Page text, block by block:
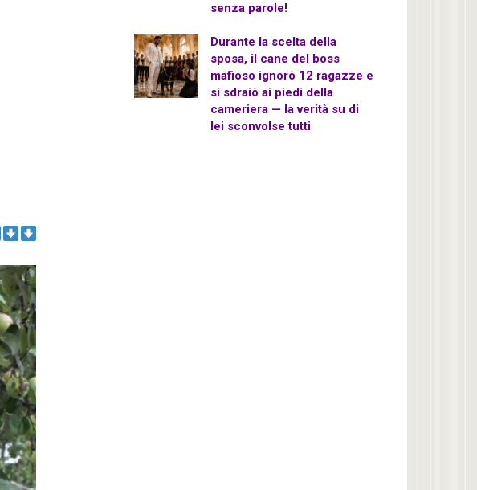
senza parole!
Durante la scelta della
sposa, il cane del boss
mafioso ignorò 12 ragazze e
si sdraiò ai piedi della
cameriera — la verità su di
lei sconvolse tutti